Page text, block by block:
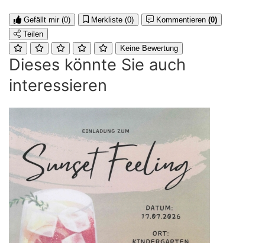
Gefällt mir (0) Merkliste (0) Kommentieren (0)
Teilen
Keine Bewertung
Dieses könnte Sie auch
interessieren